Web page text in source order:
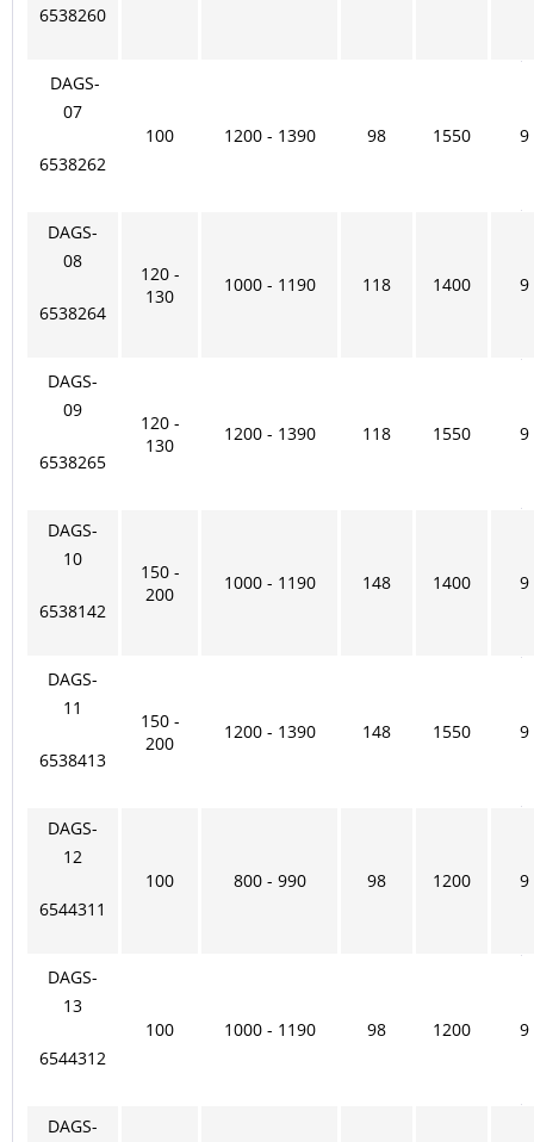
6538260
DAGS-
07
6538262
100 1200 - 1390 98 1550 9
DAGS-
08
6538264
120 -
130
1000 - 1190 118 1400 9
DAGS-
09
6538265
120 -
130
1200 - 1390 118 1550 9
DAGS-
10
6538142
150 -
200
1000 - 1190 148 1400 9
DAGS-
11
6538413
150 -
200
1200 - 1390 148 1550 9
DAGS-
12
6544311
100 800 - 990 98 1200 9
DAGS-
13
6544312
100 1000 - 1190 98 1200 9
DAGS-